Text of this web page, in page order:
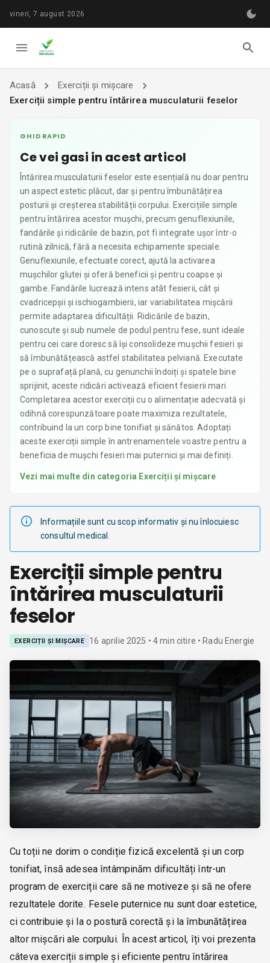
vineri, 7 august 2026
Acasă
Exerciții și mișcare
Exerciții simple pentru întărirea musculaturii feselor
GHID RAPID
Ce vei gasi in acest articol
Întărirea musculaturii feselor este esențială nu doar pentru
un aspect estetic plăcut, dar și pentru îmbunătățirea
posturii și creșterea stabilității corpului. Exercițiile simple
pentru întărirea acestor mușchi, precum genuflexiunile,
fandările și ridicările de bazin, pot fi integrate ușor într-o
rutină zilnică, fără a necesita echipamente speciale.
Genuflexiunile, efectuate corect, ajută la activarea
mușchilor glutei și oferă beneficii și pentru coapse și
gambe. Fandările lucrează intens atât fesierii, cât și
cvadricepșii și ischiogambierii, iar variabilitatea mișcării
permite adaptarea dificultății. Ridicările de bazin,
cunoscute și sub numele de podul pentru fese, sunt ideale
pentru cei care doresc să își consolideze mușchii fesieri și
să îmbunătățească astfel stabilitatea pelviană. Executate
pe o suprafață plană, cu genunchii îndoiți și spatele bine
sprijinit, aceste ridicări activează eficient fesierii mari.
Completarea acestor exerciții cu o alimentație adecvată și
odihnă corespunzătoare poate maximiza rezultatele,
contribuind la un corp bine tonifiat și sănătos. Adoptați
aceste exerciții simple în antrenamentele voastre pentru a
beneficia de mușchi fesieri mai puternici și mai definiți.
Vezi mai multe din categoria Exerciții și mișcare
Informațiile sunt cu scop informativ și nu înlocuiesc
consultul medical.
Exerciții simple pentru
întărirea musculaturii
feselor
EXERCIȚII ȘI MIȘCARE 16 aprilie 2025 •4min citire • Radu Energie
Cu toții ne dorim o condiție fizică excelentă și un corp
tonifiat, însă adesea întâmpinăm dificultăți într-un
program de exerciții care să ne motiveze și să ne ofere
rezultatele dorite. Fesele puternice nu sunt doar estetice,
ci contribuie și la o postură corectă și la îmbunătățirea
altor mișcări ale corpului. În acest articol, îți voi prezenta
câteva exerciții simple și eficiente pentru întărirea